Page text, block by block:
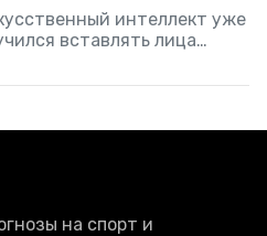
интеллект уже
вставлять лица
и видео
на спорт и